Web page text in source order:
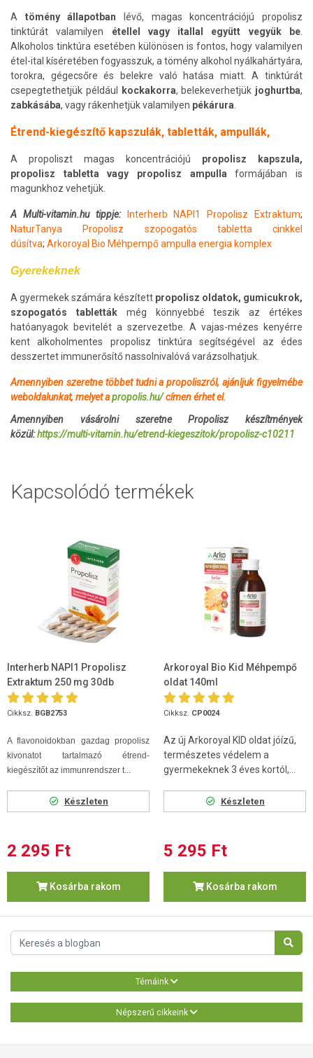
A tömény állapotban lévő, magas koncentrációjú propolisz
tinktúrát valamilyen étellel vagy itallal együtt vegyük be
Alkoholos tinktúra esetében különösen is fontos, hogy valamilyen
étel-ital kíséretében fogyasszuk, a tömény alkohol nyálkahártyára,
torokra, gégecsőre és belekre való hatása miatt. A tinktúrát
csepegtethetjük például
kockakorra, belekeverhetjük joghurtba,
zabkásába, vagy rákenhetjük valamilyen pékárura
Étrend-kiegészítő kapszulák, tabletták, ampullák,
A propoliszt magas koncentrációjú propolisz kapszula,
propolisz tabletta vagy propolisz ampulla formájában is
magunkhoz vehetjük.
A Multi-vitamin.hu tippje: Interherb NAPI1 Propolisz Extraktum;
NaturTanya Propolisz szopogatós tabletta cinkkel
dúsítva; Arkoroyal Bio Méhpempő ampulla energia komplex
Gyerekeknek
A gyermekek számára készített propolisz oldatok, gumicukrok,
szopogatós tablettákmég könnyebbé teszik az értékes
hatóanyagok bevitelét a szervezetbe. A vajas-mézes kenyérre
kent alkoholmentes propolisz tinktúra segítségével az édes
desszertet immunerősítő nassolnivalóvá varázsolhatjuk.
Amennyiben szeretne többet tudni a propoliszról, ajánljuk figyelmébe
weboldalunkat, melyet apropolis.hu/címen érhet el.
Amennyiben vásárolni szeretne Propolisz készítmények
közül:https://multi-vitamin.hu/etrend-kiegeszitok/propolisz-c10211
Kapcsolódó termékek
Interherb NAPI1 Propolisz
Extraktum 250 mg 30db
Cikksz. BGB2753
A flavonoidokban gazdag propolisz
kivonatot tartalmazó étrend-
kiegészítőt az immunrendszer t...
Készleten
2 295 Ft
Kosárba rakom
Arkoroyal Bio Kid Méhpempő
oldat 140ml
Cikksz. CP0024
Az új Arkoroyal KID oldat jóízű,
természetes védelem a
gyermekeknek 3 éves kortól,...
Készleten
5 295 Ft
Kosárba rakom
Témáink
Népszerű cikkeink